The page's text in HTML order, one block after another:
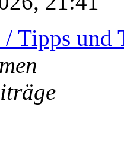
/ Tipps und